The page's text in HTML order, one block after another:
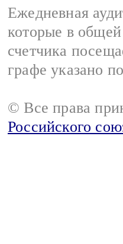
Ежедневная
которые в
счетчика
графе указано
© Все права
Российского